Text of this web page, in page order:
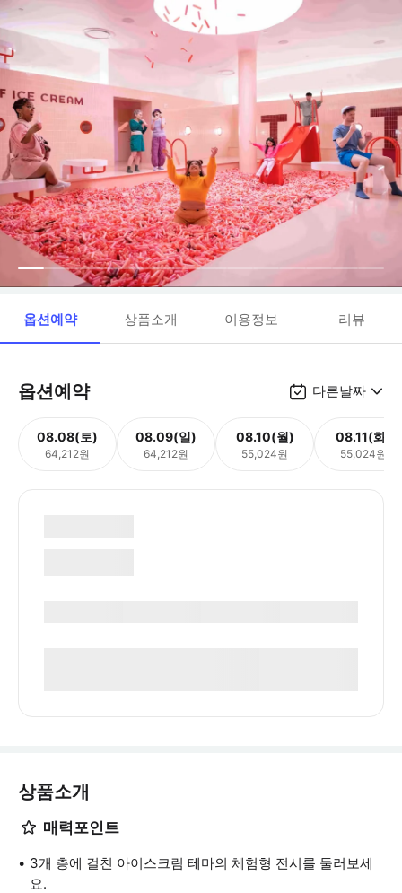
옵션예약 상품소개 이용정보 리뷰
옵션예약 다른날짜
08.08(토)
64,212원
08.09(일)
64,212원
08.10(월)
55,024원
08.11(화)
55,024원
상품소개
매력포인트
3개 층에 걸친 아이스크림 테마의 체험형 전시를 둘러보세
요.